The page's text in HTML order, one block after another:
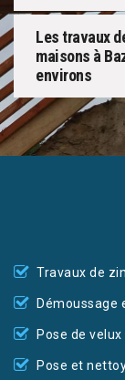
Les travaux
maisons à
environs
Travaux de
Démoussage
Pose de
Pose et